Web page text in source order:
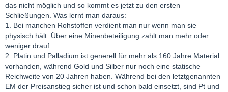
das nicht möglich und so kommt es jetzt zu den ersten
Schließungen. Was lernt man daraus:
1. Bei manchen Rohstoffen verdient man nur wenn man sie
physisch hält. Über eine Minenbeteiligung zahlt man mehr oder
weniger drauf.
2. Platin und Palladium ist generell für mehr als 160 Jahre Material
vorhanden, während Gold und Silber nur noch eine statische
Reichweite von 20 Jahren haben. Während bei den letztgenannten
EM der Preisanstieg sicher ist und schon bald einsetzt, sind Pt und